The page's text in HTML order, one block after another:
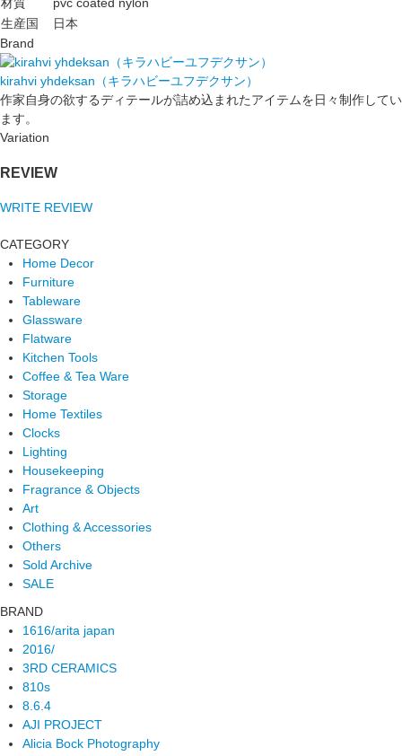
生産国
日本
Brand
kirahvi yhdeksan（キラハビーユフデクサン）
作家自身の欲するディテールが詰め込まれたアイテムを日々制作してい
ます。
Variation
REVIEW
WRITE REVIEW
CATEGORY
Home Decor
Furniture
Tableware
Glassware
Flatware
Kitchen Tools
Coffee & Tea Ware
Storage
Home Textiles
Clocks
Lighting
Housekeeping
Fragrance & Objects
Art
Clothing & Accessories
Others
Sold Archive
SALE
BRAND
1616/arita japan
2016/
3RD CERAMICS
810s
8.6.4
AJI PROJECT
Alicia Bock Photography